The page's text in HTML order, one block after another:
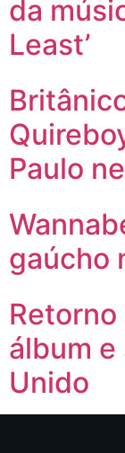
da
Least’
Paulo
gaúcho
álbum e
Unido